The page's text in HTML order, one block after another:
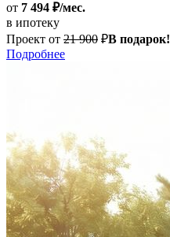
от 7 494 ₽/мес.
в ипотеку
Проект от 21 900 ₽В подарок!
Подробнее